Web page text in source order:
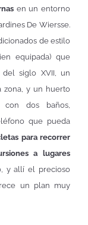
en un entorno
De Wiersse.
de estilo
equipada) que
siglo XVII, un
zona, y un huerto
con dos baños,
que pueda
para recorrer
a lugares
y allí el precioso
un plan muy